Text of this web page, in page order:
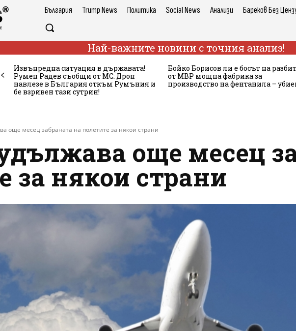
България Trump News Политика Social News Анализи Бареков Без
Най-важните новини с точния анализ!
Извънредна ситуация в държавата!
Румен Радев съобщи от МС: Дрон
навлезе в България откъм Румъния и
бе взривен тази сутрин!
Бойко Борисов ли е босът на
от МВР мощна фабрика за
производство на фентанила –
още месец забраната на полетите за някои страни
още месец
за някои страни